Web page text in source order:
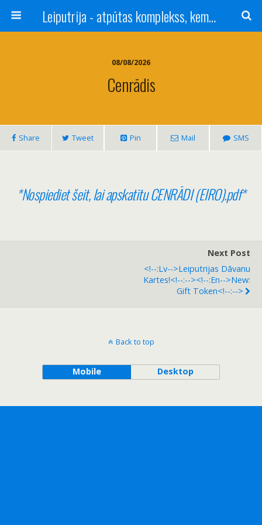
Leiputrija - atpūtas komplekss, kempings, viesu nams pie Rīgas / Camping, caravan site, bed and breakfast near Riga / Camping, caravanas, bungalows Letonia / Campingplatz, Caravanpark, Zimmer in Lettland / Kемпинг и гостевой дом к Риги
08/08/2026
Cenrādis
Share Tweet Pin Mail SMS
*Nospiediet šeit, lai apskatītu CENRĀDI (EIRO).pdf*
Next Post
<!--:lv-->Leiputrijas Dāvanu
Kartes!<!--:--><!--:en-->New:
Gift Token<!--:-->
Back to top
Mobile Desktop